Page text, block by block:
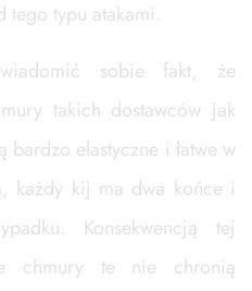
tego typu atakami.
sobie fakt, że
takich dostawców jak
elastyczne i łatwe w
każdy kij ma dwa końce i
Konsekwencją tej
chmury te nie chronią